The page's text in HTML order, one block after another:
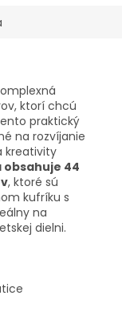
ktorí chcú
praktický
na rozvíjanie
kreativity
obsahuje 44
, ktoré sú
kufríku s
na
dielni.